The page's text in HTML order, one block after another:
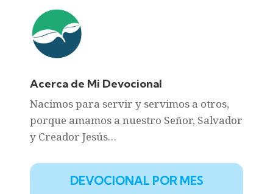
Acerca de Mi Devocional
Nacimos para servir y servimos a otros,
porque amamos a nuestro Señor, Salvador
y Creador Jesús…
DEVOCIONAL POR MES